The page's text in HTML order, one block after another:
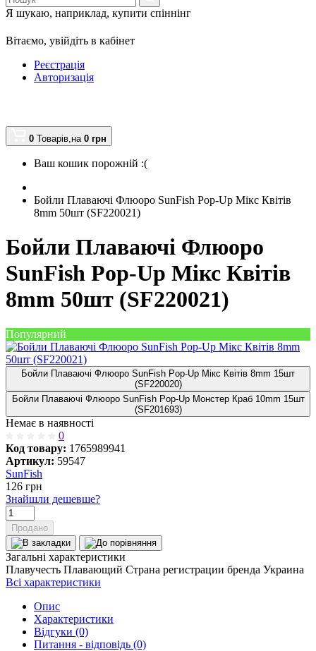
Я шукаю, наприклад, купити спіннінг
Вітаємо, увійдіть в кабінет
Реєстрація
Авторизація
0 Товарів,на 0 грн
Ваш кошик порожній :(
Бойли Плаваючі Флюоро SunFish Pop-Up Мікс Квітів
8mm 50шт (SF220021)
Бойли Плаваючі Флюоро
SunFish Pop-Up Мікс Квітів
8mm 50шт (SF220021)
Популярний
Бойли Плаваючі Флюоро SunFish Pop-Up Мікс Квітів 8mm 15шт
(SF220020)
Бойли Плаваючі Флюоро SunFish Pop-Up Монстер Краб 10mm 15шт
(SF201693)
Немає в наявності
0
Код товару: 1765989941
Артикул: 59547
SunFish
126 грн
Знайшли дешевше?
Продано
Загальні характеристики
Плавучесть Плавающий Страна регистрации бренда Украина
Всі характеристики
Опис
Характеристики
Відгуки (0)
Питання - відповідь (0)